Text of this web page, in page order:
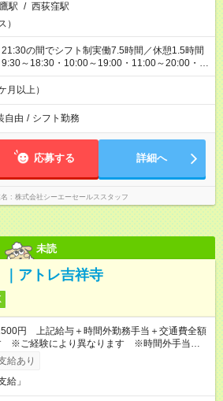
駅 / 西荻窪駅
）
の間でシフト制実働7.5時間／休憩1.5時間
9:30～18:30・10:00～19:00・11:00～20:00・
月以上）
自由 / シフト勤務
応募する 詳細へ
株式会社シーエーセールススタッフ
未読
アトレ吉祥寺
円 上記給与＋時間外勤務手当＋交通費全額
※ご経験により異なります ※時間外手当はお
す！
給あり
給」